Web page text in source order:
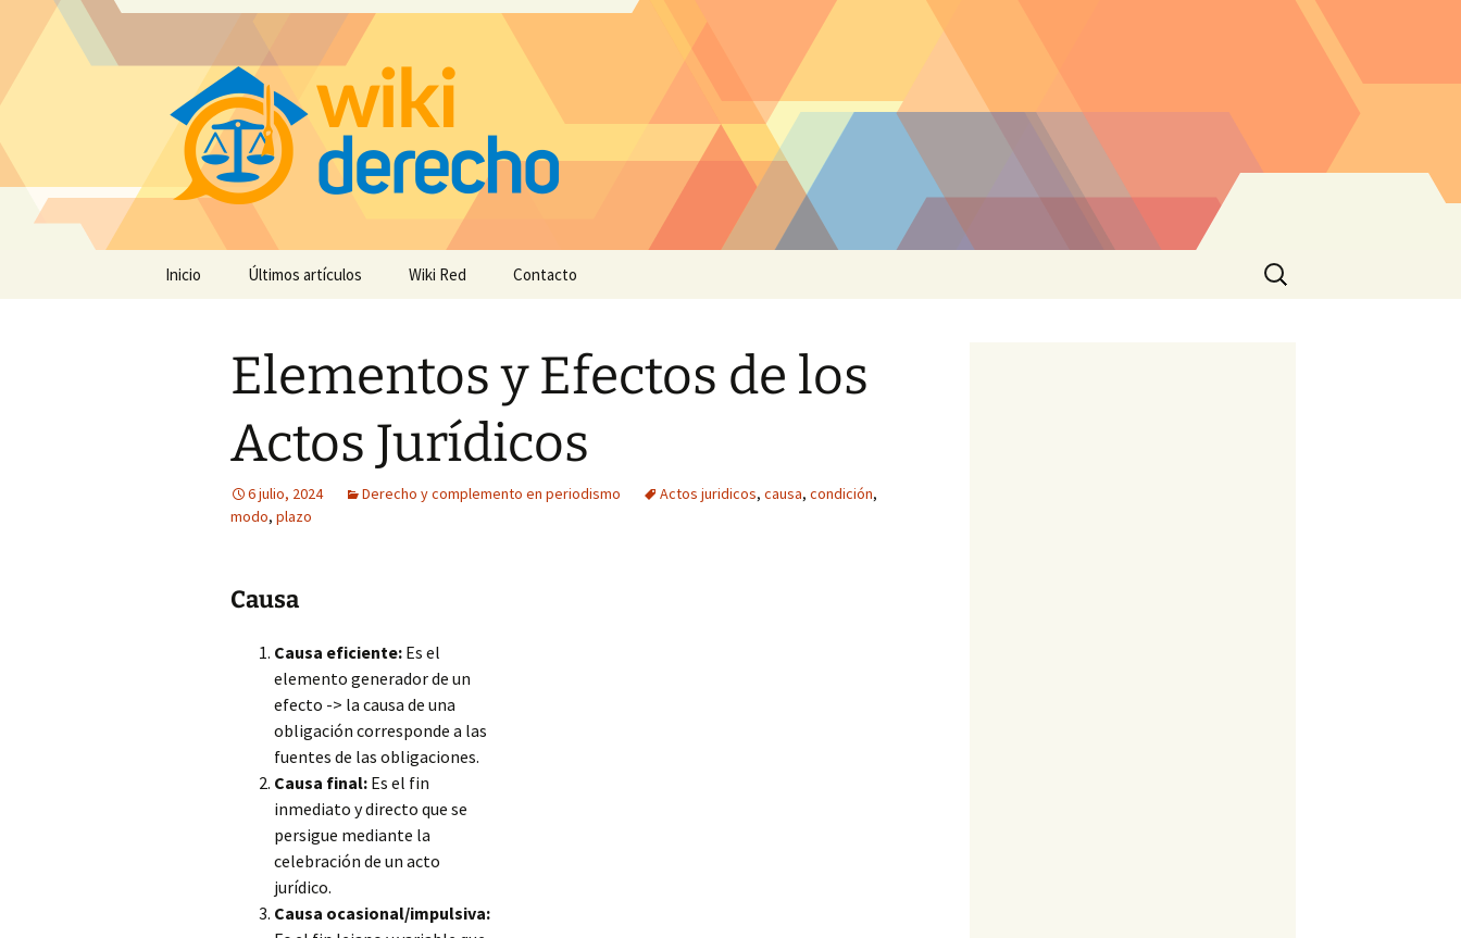
Inicio Últimos artículos Wiki Red Contacto
Buscar:
Elementos y Efectos de los
Actos Jurídicos
6 julio, 2024 Derecho y complemento en periodismo Actos juridicos, causa, condición,
modo, plazo
Causa
Causa eficiente: Es el
elemento generador de un
efecto -> la causa de una
obligación corresponde a las
fuentes de las obligaciones.
Causa final: Es el fin
inmediato y directo que se
persigue mediante la
celebración de un acto
jurídico.
Causa ocasional/impulsiva: